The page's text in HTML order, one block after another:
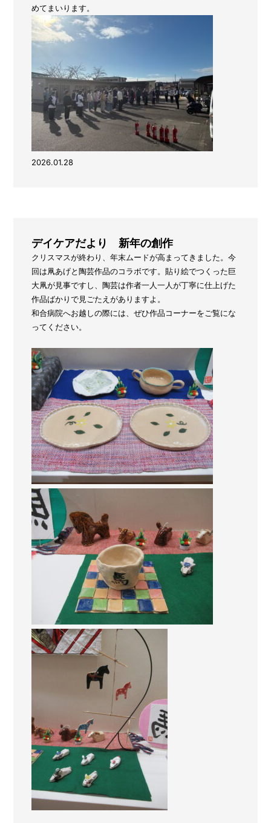
めてまいります。
2026.01.28
デイケアだより 新年の創作
クリスマスが終わり、年末ムードが高まってきました。今
回は凧あげと陶芸作品のコラボです。貼り絵でつくった巨
大凧が見事ですし、陶芸は作者一人一人が丁寧に仕上げた
作品ばかりで見ごたえがありますよ。
和合病院へお越しの際には、ぜひ作品コーナーをご覧にな
ってください。